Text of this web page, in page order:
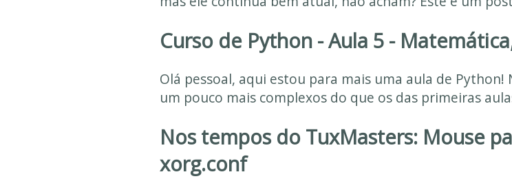
Curso de Python - Aula 5 -
Olá pessoal, aqui estou para mais uma aula de
um pouco mais complexos do que os das primeiras
Nos tempos do TuxMasters: Mouse
xorg.conf